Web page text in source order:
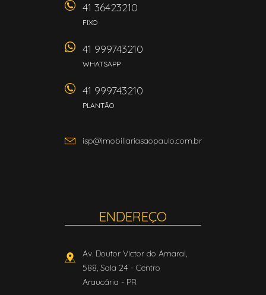
41 36423210
FIXO
41 999743210
WHATSAPP
41 999743210
PLANTÃO
isp@imobiliariasaopaulo.com.br
ENDEREÇO
Av. Doutor Victor do Amaral,
588, Sala 24 - Centro
Araucária - PR